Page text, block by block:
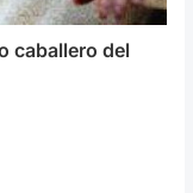
caballero del